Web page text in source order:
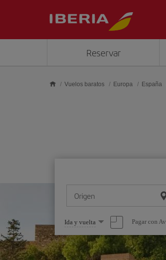
Reservar
Vuelos baratos Europa España
Origen
Seleccione
una
opción
Ida y vuelta Pagar con